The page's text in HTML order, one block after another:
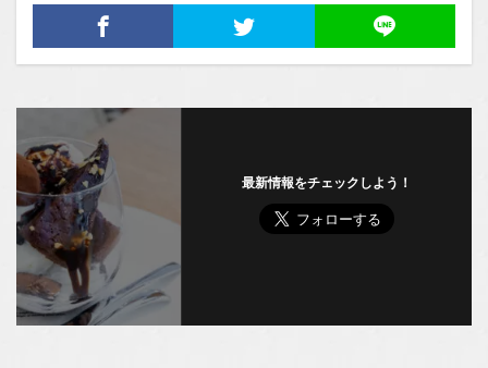
最新情報をチェックしよう！